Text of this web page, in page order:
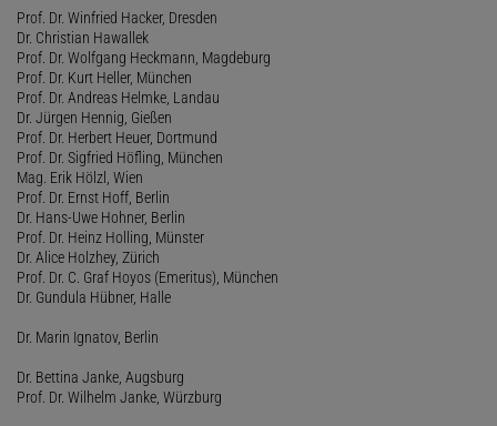
Prof. Dr. Winfried Hacker, Dresden
Dr. Christian Hawallek
Prof. Dr. Wolfgang Heckmann, Magdeburg
Prof. Dr. Kurt Heller, München
Prof. Dr. Andreas Helmke, Landau
Dr. Jürgen Hennig, Gießen
Prof. Dr. Herbert Heuer, Dortmund
Prof. Dr. Sigfried Höfling, München
Mag. Erik Hölzl, Wien
Prof. Dr. Ernst Hoff, Berlin
Dr. Hans-Uwe Hohner, Berlin
Prof. Dr. Heinz Holling, Münster
Dr. Alice Holzhey, Zürich
Prof. Dr. C. Graf Hoyos (Emeritus), München
Dr. Gundula Hübner, Halle
Dr. Marin Ignatov, Berlin
Dr. Bettina Janke, Augsburg
Prof. Dr. Wilhelm Janke, Würzburg